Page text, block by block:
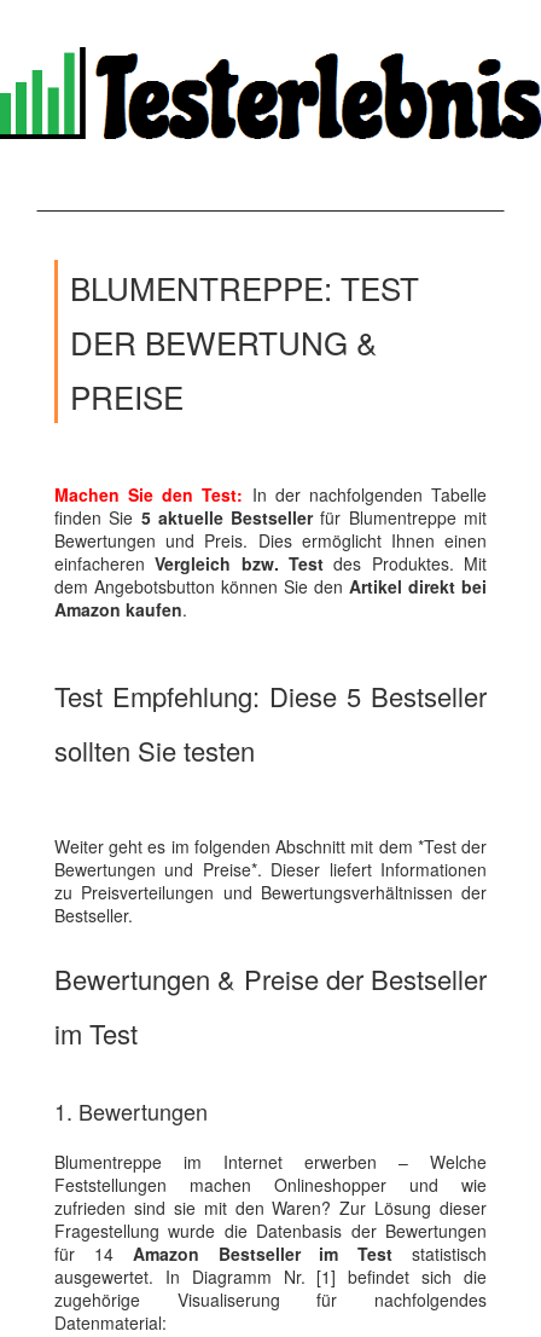
BLUMENTREPPE: TEST
DER BEWERTUNG &
PREISE
Machen Sie den Test: In der nachfolgenden Tabelle
finden Sie 5 aktuelle Bestsellerfür Blumentreppe mit
Bewertungen und Preis. Dies ermöglicht Ihnen einen
einfacherenVergleich bzw. Test des Produktes. Mit
dem Angebotsbutton können Sie den Artikel direkt bei
Amazon kaufen.
Test Empfehlung: Diese 5 Bestseller
sollten Sie testen
Weiter geht es im folgenden Abschnitt mit dem *Test der
Bewertungen und Preise*. Dieser liefert Informationen
zu Preisverteilungen und Bewertungsverhältnissen der
Bestseller.
Bewertungen & Preise der Bestseller
im Test
1. Bewertungen
Blumentreppe im Internet erwerben – Welche
Feststellungen machen Onlineshopper und wie
zufrieden sind sie mit den Waren? Zur Lösung dieser
Fragestellung wurde die Datenbasis der Bewertungen
für 14 Amazon Bestseller im Test statistisch
ausgewertet. In Diagramm Nr. [1] befindet sich die
zugehörige Visualiserung für nachfolgendes
Datenmaterial: